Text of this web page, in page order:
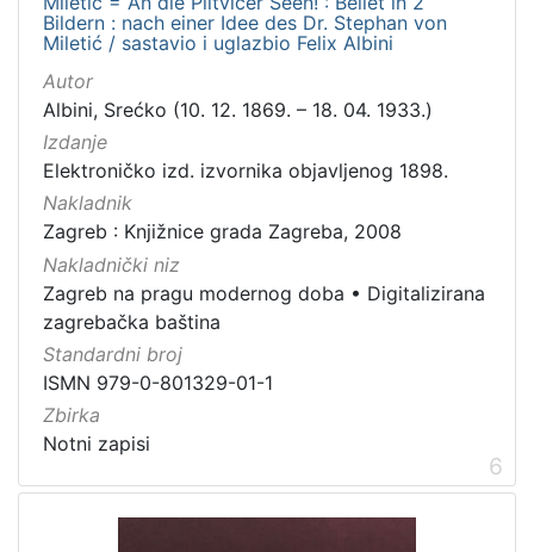
Bildern : nach einer Idee des Dr. Stephan von
Miletić / sastavio i uglazbio Felix Albini
Autor
Albini, Srećko (10. 12. 1869. – 18. 04. 1933.)
Izdanje
Elektroničko izd. izvornika objavljenog 1898.
Nakladnik
Zagreb : Knjižnice grada Zagreba, 2008
Nakladnički niz
Zagreb na pragu modernog doba • Digitalizirana
zagrebačka baština
Standardni broj
ISMN 979-0-801329-01-1
Zbirka
Notni zapisi
6